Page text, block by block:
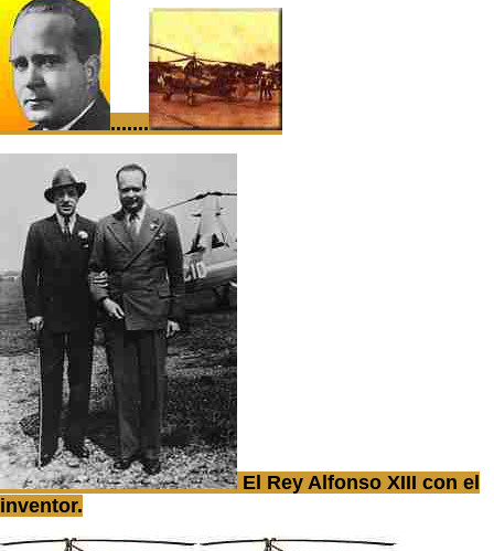
.......
El Rey Alfonso XIII con el
inventor.